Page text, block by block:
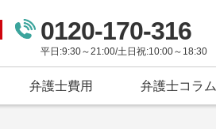
0120-170-316
平日:9:30～21:00/土日祝:10:00～18:30
弁護士費用 弁護士コラム